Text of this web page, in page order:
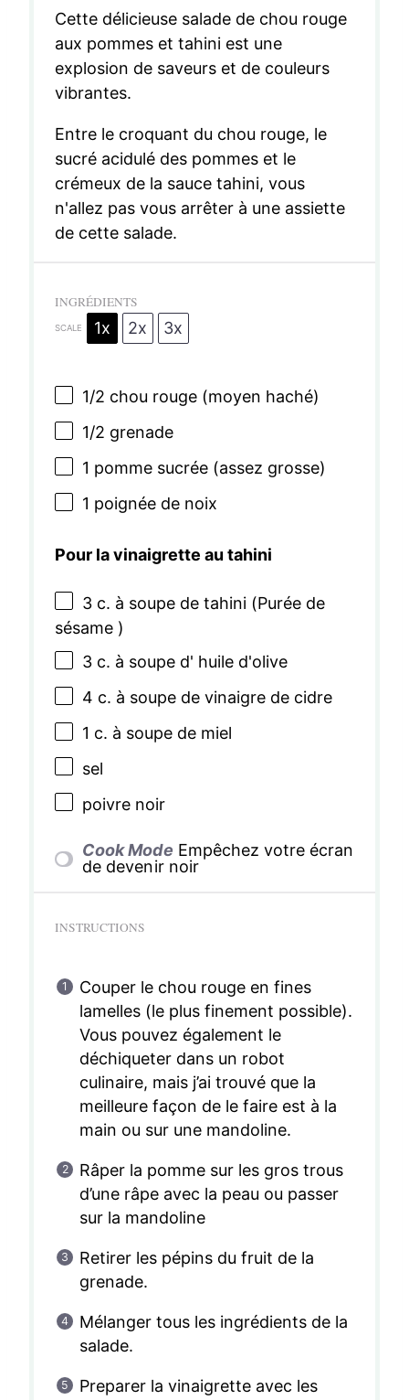
Cette délicieuse salade de chou rouge
aux pommes et tahini est une
explosion de saveurs et de couleurs
vibrantes.
Entre le croquant du chou rouge, le
sucré acidulé des pommes et le
crémeux de la sauce tahini, vous
n'allez pas vous arrêter à une assiette
de cette salade.
INGRÉDIENTS
SCALE 1x 2x 3x
1/2 chou rouge (moyen haché)
1/2 grenade
1 pomme sucrée (assez grosse)
1 poignée de noix
Pour la vinaigrette au tahini
3c. à soupe de tahini (Purée de
sésame )
3c. à soupe d' huile d'olive
4 c. à soupe de vinaigre de cidre
1 c. à soupe de miel
sel
poivre noir
Cook Mode Empêchez votre écran
de devenir noir
INSTRUCTIONS
Couper le chou rouge en fines
lamelles (le plus finement possible).
Vous pouvez également le
déchiqueter dans un robot
culinaire, mais j’ai trouvé que la
meilleure façon de le faire est à la
main ou sur une mandoline.
Râper la pomme sur les gros trous
d’une râpe avec la peau ou passer
sur la mandoline
Retirer les pépins du fruit de la
grenade.
Mélanger tous les ingrédients de la
salade.
Preparer la vinaigrette avec les